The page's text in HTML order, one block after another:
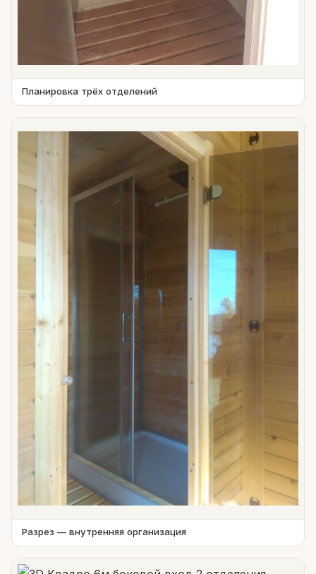
Планировка трёх отделений
Разрез — внутренняя организация